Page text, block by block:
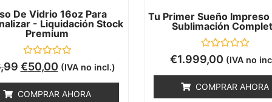
De Vidrio 16oz Para
- Liquidación Stock
Premium
Valorado
con
5
€50,00 (IVA no incl.)
COMPRAR AHORA
Tu Primer Sueño Impreso
Sublimación
Valorado
con
5
€1.999,00 (IVA no
COMPRAR AHORA